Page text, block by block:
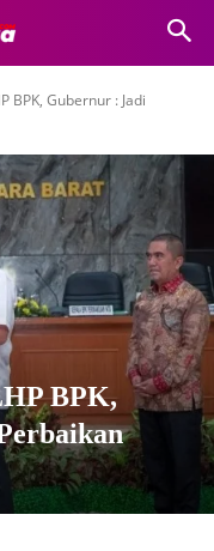
BPK, Gubernur : Jadi
BPK,